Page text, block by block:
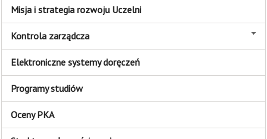
Misja i strategia rozwoju Uczelni
Kontrola zarządcza
Elektroniczne systemy doręczeń
Programy studiów
Oceny PKA